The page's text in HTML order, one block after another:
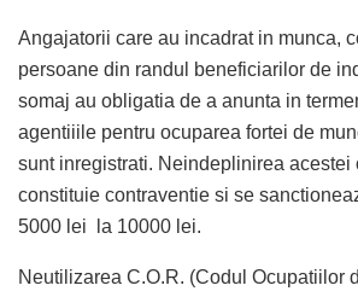
Angajatorii care au incadrat in munca,
persoane din randul beneficiarilor de
somaj au obligatia de a anunta in
agentiiile pentru ocuparea fortei de
sunt inregistrati. Neindeplinirea
constituie contraventie si se
5000 lei la 10000 lei.
Neutilizarea C.O.R. (Codul Ocupatiilor